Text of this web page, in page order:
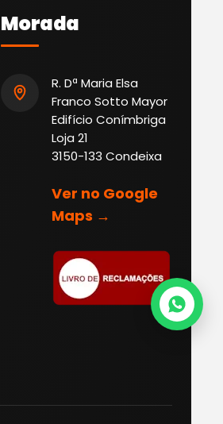
Morada
R. Dª Maria Elsa
Franco Sotto Mayor
Edifício Conímbriga
Loja 21
3150-133 Condeixa
Ver no Google
Maps →